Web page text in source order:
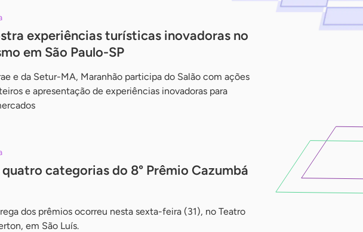
experiências turísticas inovadoras no
em São Paulo-SP
e da Setur-MA, Maranhão participa do Salão com ações
e apresentação de experiências inovadoras para
categorias do 8° Prêmio Cazumbá
dos prêmios ocorreu nesta sexta-feira (31), no Teatro
em São Luís.